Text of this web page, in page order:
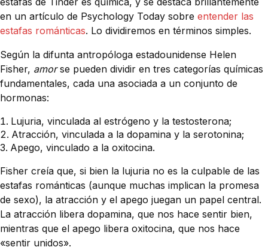
en un artículo de Psychology Today sobre entender las
estafas románticas. Lo dividiremos en términos simples.
Según la difunta antropóloga estadounidense Helen
Fisher, amorse pueden dividir en tres categorías químicas
fundamentales, cada una asociada a un conjunto de
hormonas:
Lujuria, vinculada al estrógeno y la testosterona;
Atracción, vinculada a la dopamina y la serotonina;
Apego, vinculado a la oxitocina.
Fisher creía que, si bien la lujuria no es la culpable de las
estafas románticas (aunque muchas implican la promesa
de sexo), la atracción y el apego juegan un papel central.
La atracción libera dopamina, que nos hace sentir bien,
mientras que el apego libera oxitocina, que nos hace
«sentir unidos».